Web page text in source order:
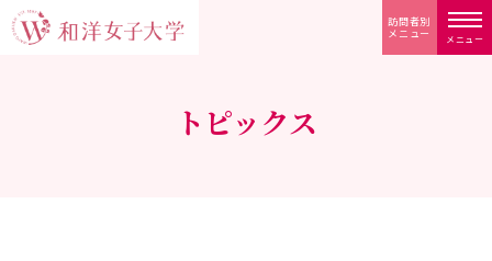
メニュー
訪問者別
メニュー
トピックス